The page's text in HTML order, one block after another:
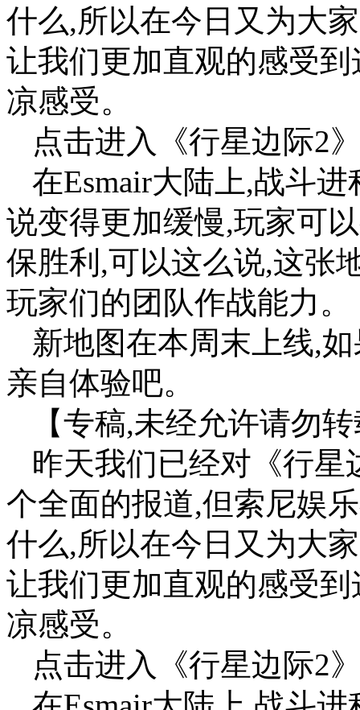
什么,所以在今日又为大
让我们更加直观的感受
凉感受。
点击进入《行星边际2
在Esmair大陆上,战斗
说变得更加缓慢,玩家可
保胜利,可以这么说,这张
玩家们的团队作战能力。
新地图在本周末上线,
亲自体验吧。
【专稿,未经允许请勿
昨天我们已经对《行星
个全面的报道,但索尼娱
什么,所以在今日又为大
让我们更加直观的感受
凉感受。
点击进入《行星边际2